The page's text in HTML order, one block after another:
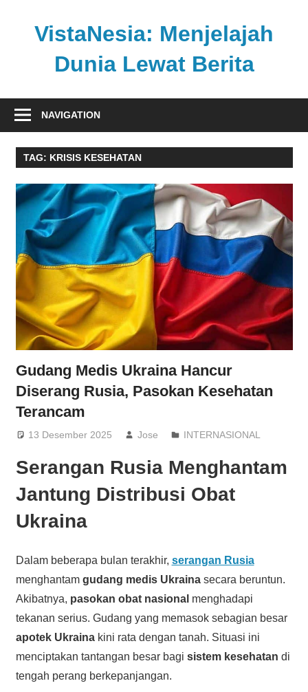
VistaNesia: Menjelajah
Dunia Lewat Berita
nasional
global
dalam
platform
informatif
NAVIGATION
TAG: KRISIS KESEHATAN
Gudang Medis Ukraina Hancur
Diserang Rusia, Pasokan Kesehatan
Terancam
13 Desember 2025 Jose INTERNASIONAL
Serangan Rusia Menghantam
Jantung Distribusi Obat
Ukraina
Dalam beberapa bulan terakhir, serangan Rusia
menghantam gudang medis Ukrainasecara beruntun.
Akibatnya, pasokan obat nasional menghadapi
tekanan serius. Gudang yang memasok sebagian besar
apotek Ukrainakini rata dengan tanah. Situasi ini
menciptakan tantangan besar bagi sistem kesehatan di
tengah perang berkepanjangan.